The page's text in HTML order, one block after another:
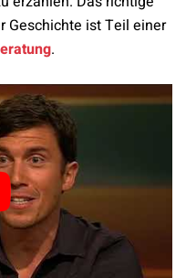
Geschichte ist Teil einer
.